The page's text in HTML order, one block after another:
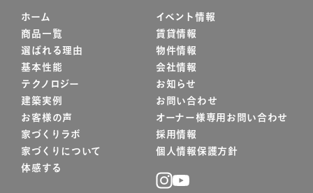
ホーム
商品一覧
選ばれる理由
基本性能
テクノロジー
建築実例
お客様の声
家づくりラボ
家づくりについて
体感する
イベント情報
賃貸情報
物件情報
会社情報
お知らせ
お問い合わせ
オーナー様専用お問い合わせ
採用情報
個人情報保護方針